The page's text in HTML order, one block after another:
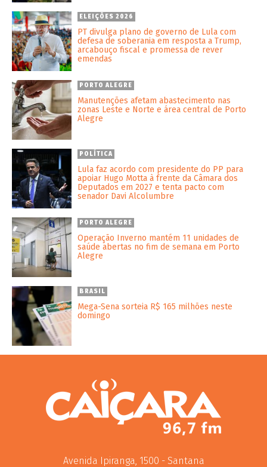
ELEIÇÕES 2026
PT divulga plano de governo de Lula com
defesa de soberania em resposta a Trump,
arcabouço fiscal e promessa de rever
emendas
PORTO ALEGRE
Manutenções afetam abastecimento nas
zonas Leste e Norte e área central de Porto
Alegre
POLÍTICA
Lula faz acordo com presidente do PP para
apoiar Hugo Motta à frente da Câmara dos
Deputados em 2027 e tenta pacto com
senador Davi Alcolumbre
PORTO ALEGRE
Operação Inverno mantém 11 unidades de
saúde abertas no fim de semana em Porto
Alegre
BRASIL
Mega-Sena sorteia R$ 165 milhões neste
domingo
Avenida Ipiranga, 1500 - Santana